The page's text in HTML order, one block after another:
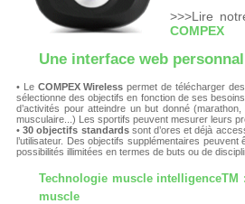
>>>Lire
COMPEX
Une interface web
• Le COMPEX Wireless permet de télécharger
sélectionne des objectifs en fonction de ses
d’activités pour atteindre un but donné
musculaire...) Les sportifs peuvent mesurer leurs
•30 objectifs standardssont d’ores et déjà
l’utilisateur. Des objectifs supplémentaires
possibilités illimitées en termes de buts ou de
Technologie muscle intelligenceTM
muscle